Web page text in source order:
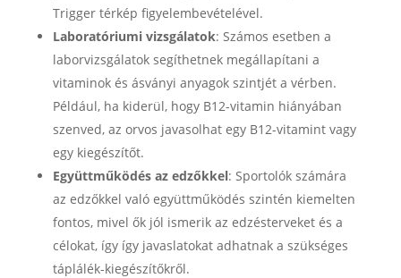
Trigger térkép figyelembevételével.
Laboratóriumi vizsgálatok: Számos esetben a
laborvizsgálatok segíthetnek megállapítani a
vitaminok és ásványi anyagok szintjét a vérben.
Például, ha kiderül, hogy B12-vitamin hiányában
szenved, az orvos javasolhat egy B12-vitamint vagy
egy kiegészítőt.
Együttműködés az edzőkkel: Sportolók számára
az edzőkkel való együttműködés szintén kiemelten
fontos, mivel ők jól ismerik az edzésterveket és a
célokat, így így javaslatokat adhatnak a szükséges
táplálék-kiegészítőkről.